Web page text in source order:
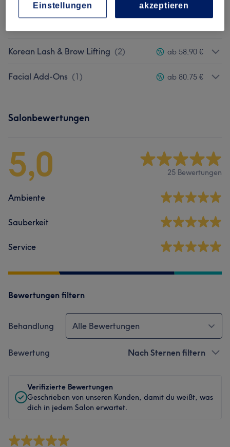
Korean Lash & Brow Lifting (2) ab 58,90 €
Facial Add-Ons (1) ab 80,75 €
Salonbewertungen
5,0 25 Bewertungen
Ambiente
Sauberkeit
Service
Bewertungen filtern
Behandlung Alle Bewertungen
Bewertung Nach Sternen filtern
Verifizierte Bewertungen
Geschrieben von unseren Kunden, damit du weißt, was
dich in jedem Salon erwartet.
Einstellungen
akzeptieren